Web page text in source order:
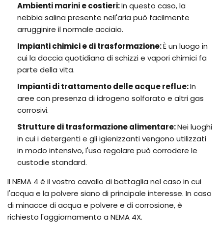
Ambienti marini e costieri:In questo caso, la
nebbia salina presente nell'aria può facilmente
arrugginire il normale acciaio.
Impianti chimici e di trasformazione:È un luogo in
cui la doccia quotidiana di schizzi e vapori chimici fa
parte della vita.
Impianti di trattamento delle acque reflue:In
aree con presenza di idrogeno solforato e altri gas
corrosivi.
Strutture di trasformazione alimentare:Nei luoghi
in cui i detergenti e gli igienizzanti vengono utilizzati
in modo intensivo, l'uso regolare può corrodere le
custodie standard.
Il NEMA 4 è il vostro cavallo di battaglia nel caso in cui
l'acqua e la polvere siano di principale interesse. In caso
di minacce di acqua e polvere e di corrosione, è
richiesto l'aggiornamento a NEMA 4X.